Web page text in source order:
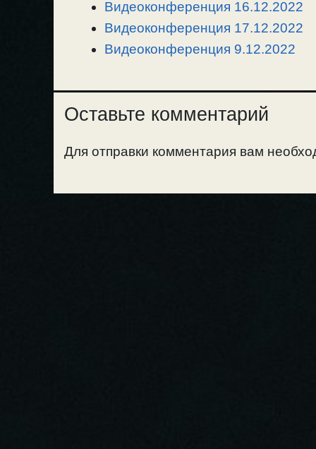
Видеоконференция 16.12.2022
Видеоконференция 17.12.2022
Видеоконференция 9.12.2022
Оставьте комментарий
Для отправки комментария вам